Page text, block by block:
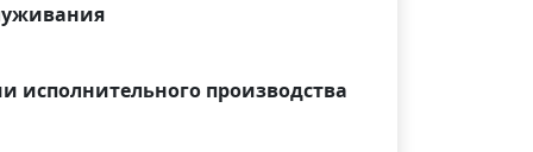
исполнительного производства